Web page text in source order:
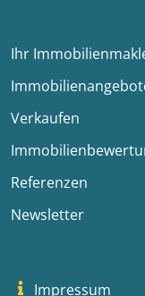
Ihr
Verkaufen
Referenzen
Newsletter
Impressum